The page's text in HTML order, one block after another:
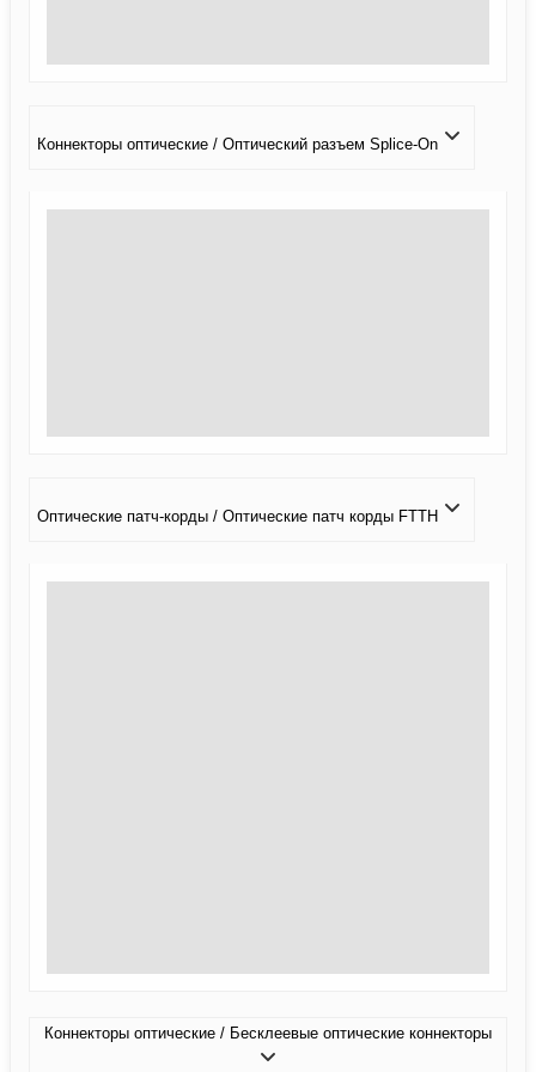
Коннекторы оптические / Оптический разъем Splice-On
Оптические патч-корды / Оптические патч корды FTTH
Коннекторы оптические / Бесклеевые оптические коннекторы